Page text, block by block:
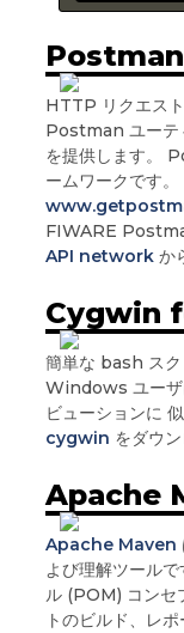
Postman
HTTP リクエスト
Postman ユーテ
を提供します。
ームワークです。
FIWARE
API networkか
Cygwin
簡単な bash スク
Windows ユー
ビューションに
cygwin をダウ
Apache
Apache Maven
よび理解ツール
ル (POM) コンセ
トのビルド、レ